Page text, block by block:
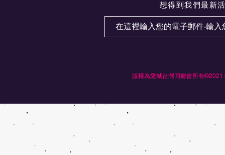
想得到我們最新
版權為愛城台灣同鄉會所有